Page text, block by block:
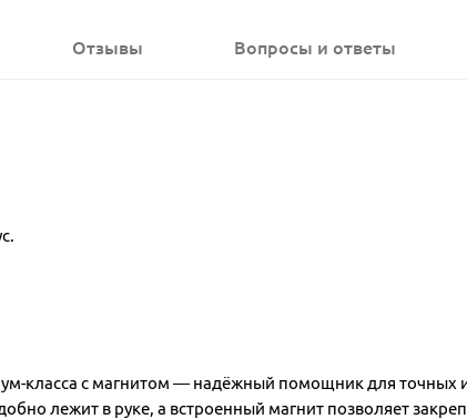
Отзывы Вопросы и ответы
класса с магнитом — надёжный помощник для точных
лежит в руке, а встроенный магнит позволяет